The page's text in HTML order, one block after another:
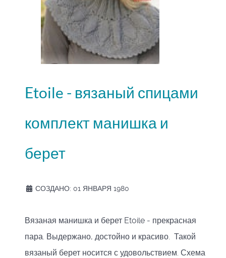
Etoile - вязаный спицами
комплект манишка и
берет
СОЗДАНО: 01 ЯНВАРЯ 1980
Вязаная манишка и берет Etoile - прекрасная
пара. Выдержано, достойно и красиво. Такой
вязаный берет носится с удовольствием. Схема